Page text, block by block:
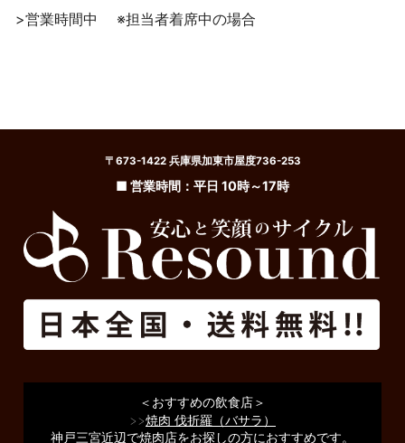
>営業時間中 ※担当者着席中の場合
〒673-1422 兵庫県加東市屋度736-253
■ 営業時間：平日 10時～17時
＜おすすめの飲食店＞
>>焼肉 伐折羅（バサラ）
神戸三宮近辺で焼肉店をお探しの方におすすめです。